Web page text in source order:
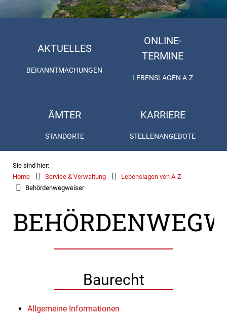
AKTUELLES
BEKANNTMACHUNGEN
ONLINE-
TERMINE
LEBENSLAGEN A-Z
ÄMTER
STANDORTE
KARRIERE
STELLENANGEBOTE
Sie sind hier:
Home
Service & Verwaltung
Lebenslagen von A-Z
Behördenwegweiser
Baurecht
Allgemeine Informationen